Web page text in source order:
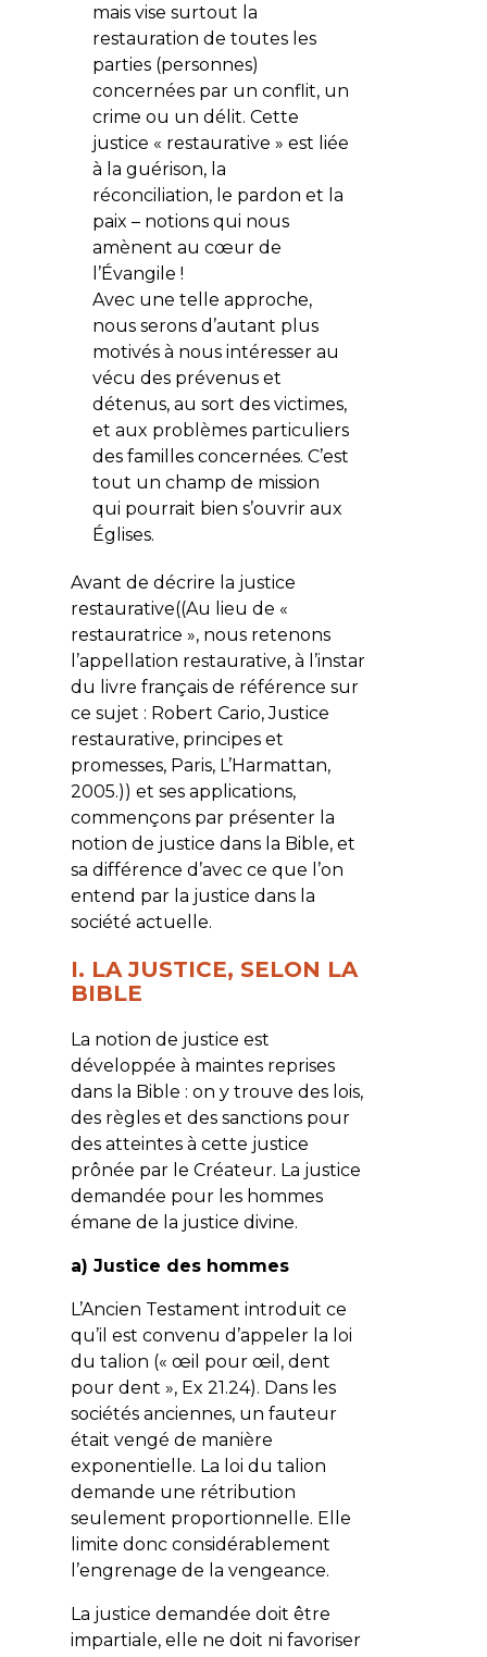
mais vise surtout la
restauration de toutes les
parties (personnes)
concernées par un conflit, un
crime ou un délit. Cette
justice « restaurative » est liée
à la guérison, la
réconciliation, le pardon et la
paix – notions qui nous
amènent au cœur de
l’Évangile !
Avec une telle approche,
nous serons d’autant plus
motivés à nous intéresser au
vécu des prévenus et
détenus, au sort des victimes,
et aux problèmes particuliers
des familles concernées. C’est
tout un champ de mission
qui pourrait bien s’ouvrir aux
Églises.
Avant de décrire la justice
restaurative((Au lieu de «
restauratrice », nous retenons
l’appellation restaurative, à l’instar
du livre français de référence sur
ce sujet : Robert Cario, Justice
restaurative, principes et
promesses, Paris, L’Harmattan,
2005.)) et ses applications,
commençons par présenter la
notion de justice dans la Bible, et
sa différence d’avec ce que l’on
entend par la justice dans la
société actuelle.
I. LA JUSTICE, SELON LA
BIBLE
La notion de justice est
développée à maintes reprises
dans la Bible : on y trouve des lois,
des règles et des sanctions pour
des atteintes à cette justice
prônée par le Créateur. La justice
demandée pour les hommes
émane de la justice divine.
a) Justice des hommes
L’Ancien Testament introduit ce
qu’il est convenu d’appeler la loi
du talion (« œil pour œil, dent
pour dent », Ex 21.24). Dans les
sociétés anciennes, un fauteur
était vengé de manière
exponentielle. La loi du talion
demande une rétribution
seulement proportionnelle. Elle
limite donc considérablement
l’engrenage de la vengeance.
La justice demandée doit être
impartiale, elle ne doit ni favoriser